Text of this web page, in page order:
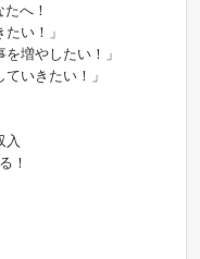
へ！
い！」
増やしたい！」
いきたい！」
入
！